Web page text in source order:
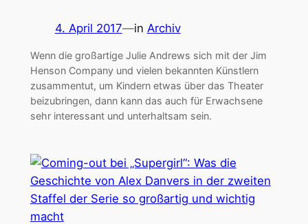
4. April 2017—in Archiv
Wenn die großartige Julie Andrews sich mit der Jim
Henson Company und vielen bekannten Künstlern
zusammentut, um Kindern etwas über das Theater
beizubringen, dann kann das auch für Erwachsene
sehr interessant und unterhaltsam sein.